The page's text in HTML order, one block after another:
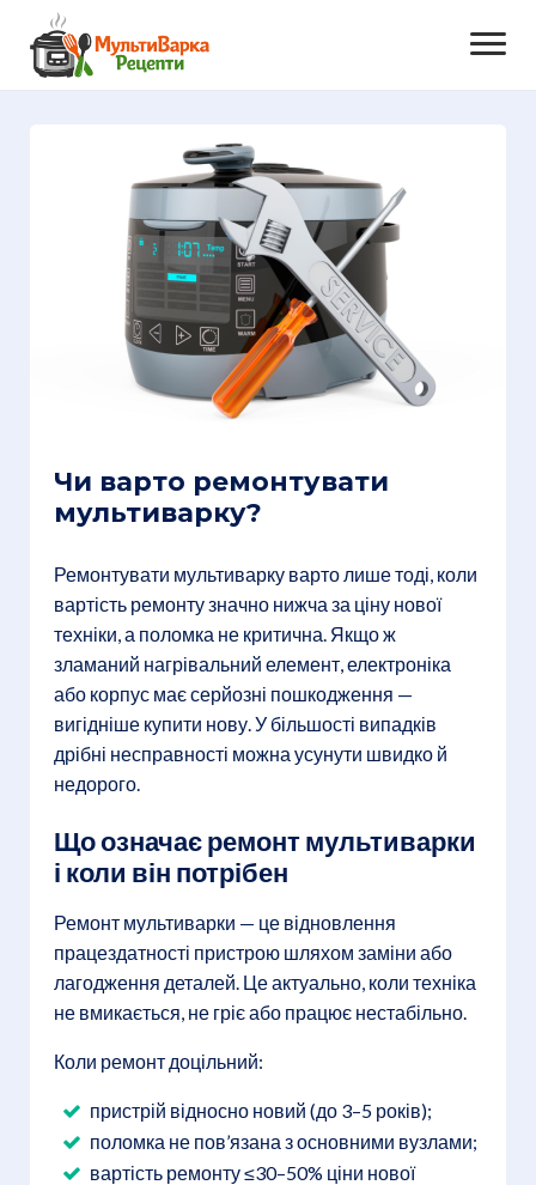
Чи варто ремонтувати
мультиварку?
Ремонтувати мультиварку варто лише тоді, коли
вартість ремонту значно нижча за ціну нової
техніки, а поломка не критична. Якщо ж
зламаний нагрівальний елемент, електроніка
або корпус має серйозні пошкодження —
вигідніше купити нову. У більшості випадків
дрібні несправності можна усунути швидко й
недорого.
Що означає ремонт мультиварки
і коли він потрібен
Ремонт мультиварки — це відновлення
працездатності пристрою шляхом заміни або
лагодження деталей. Це актуально, коли техніка
не вмикається, не гріє або працює нестабільно.
Коли ремонт доцільний:
пристрій відносно новий (до 3–5 років);
поломка не пов’язана з основними вузлами;
вартість ремонту ≤30–50% ціни нової